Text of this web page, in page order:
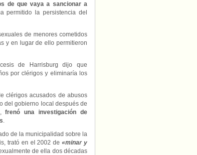
de que vaya a sancionar a
permitido la persistencia del
de menores cometidos
y en lugar de ello permitieron
de Harrisburg dijo que
por clérigos y eliminaría los
clérigos acusados de abusos
del gobierno local después de
frenó una investigación de
.
de la municipalidad sobre la
trató en el 2002 de«minar y
de ella dos décadas